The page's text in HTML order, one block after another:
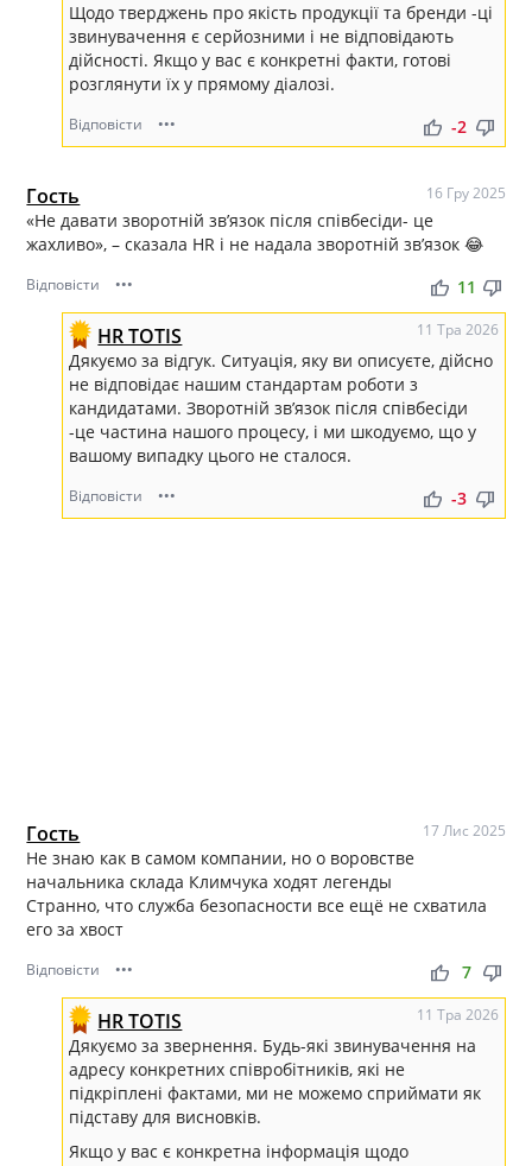
Щодо тверджень про якість продукції та бренди -ці
звинувачення є серйозними і не відповідають
дійсності. Якщо у вас є конкретні факти, готові
розглянути їх у прямому діалозі.
Відповісти ••• thumb_up thumb_down
-2
Гость 16 Гру 2025
«Не давати зворотній звʼязок після співбесіди- це
жахливо», – сказала HR і не надала зворотній звʼязок 😂
Відповісти ••• thumb_up thumb_down
11
HR TOTIS 11 Тра 2026
Дякуємо за відгук. Ситуація, яку ви описуєте, дійсно
не відповідає нашим стандартам роботи з
кандидатами. Зворотній зв’язок після співбесіди
-це частина нашого процесу, і ми шкодуємо, що у
вашому випадку цього не сталося.
Відповісти ••• thumb_up thumb_down
-3
Гость 17 Лис 2025
Не знаю как в самом компании, но о воровстве
начальника склада Климчука ходят легенды
Странно, что служба безопасности все ещё не схватила
его за хвост
Відповісти ••• thumb_up thumb_down
7
HR TOTIS 11 Тра 2026
Дякуємо за звернення. Будь-які звинувачення на
адресу конкретних співробітників, які не
підкріплені фактами, ми не можемо сприймати як
підставу для висновків.
Якщо у вас є конкретна інформація щодо